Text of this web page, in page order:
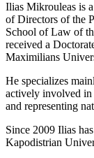
Ilias Mikrouleas is
of Directors of the
School of Law of
received a
Maximilians
He specializes
actively involved in
and representing
Since 2009 Ilias
Kapodistrian